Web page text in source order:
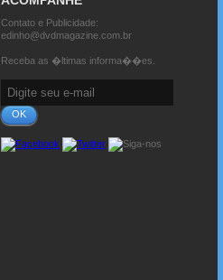
Contato e Publicidade:
edinho@dvdmagazine.com.br
Receba as �ltimas informa��es.
OK